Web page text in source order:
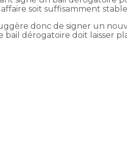
soit suffisamment
donc de signer un
bail dérogatoire doit laisser